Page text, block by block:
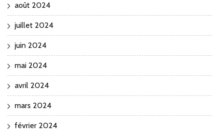
août 2024
juillet 2024
juin 2024
mai 2024
avril 2024
mars 2024
février 2024